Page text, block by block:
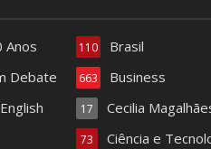
Anos
Debate
Brasil
110
Business
663
Cecilia
17
Ciência e
73